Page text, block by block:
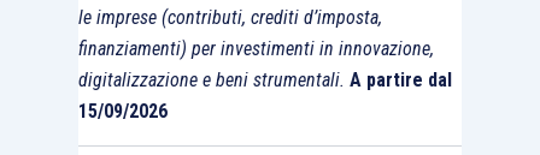
le imprese (contributi, crediti d’imposta,
finanziamenti) per investimenti in innovazione,
digitalizzazione e beni strumentali. A partire dal
15/09/2026